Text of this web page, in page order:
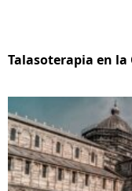
Talasoterapia en la